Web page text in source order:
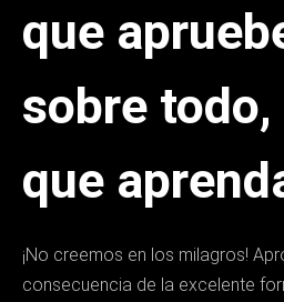
que
sobre todo,
que
¡No creemos en los milagros!
consecuencia de la excelente